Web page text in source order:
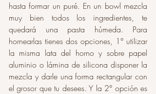
hasta formar un puré. En un bowl mezcla
muy bien todos los ingredientes, te
quedará una pasta húmeda. Para
hornearlas tienes dos opciones, 1° utilizar
la misma lata del horno y sobre papel
aluminio o lámina de silicona disponer la
mezcla y darle una forma rectangular con
el grosor que tu desees. Y la 2° opción es